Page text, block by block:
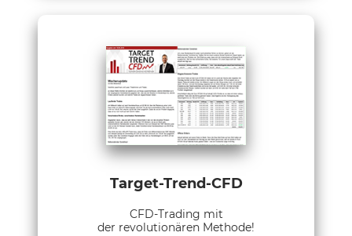
Target-Trend-CFD
CFD-Trading mit
der revolutionären Methode!